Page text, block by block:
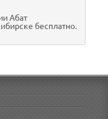
Абат
бесплатно.